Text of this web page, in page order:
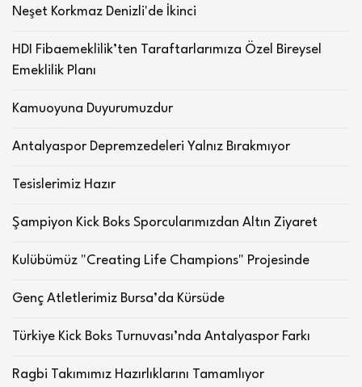
Neşet Korkmaz Denizli'de İkinci
HDI Fibaemeklilik’ten Taraftarlarımıza Özel Bireysel
Emeklilik Planı
Kamuoyuna Duyurumuzdur
Antalyaspor Depremzedeleri Yalnız Bırakmıyor
Tesislerimiz Hazır
Şampiyon Kick Boks Sporcularımızdan Altın Ziyaret
Kulübümüz "Creating Life Champions" Projesinde
Genç Atletlerimiz Bursa’da Kürsüde
Türkiye Kick Boks Turnuvası’nda Antalyaspor Farkı
Ragbi Takımımız Hazırlıklarını Tamamlıyor